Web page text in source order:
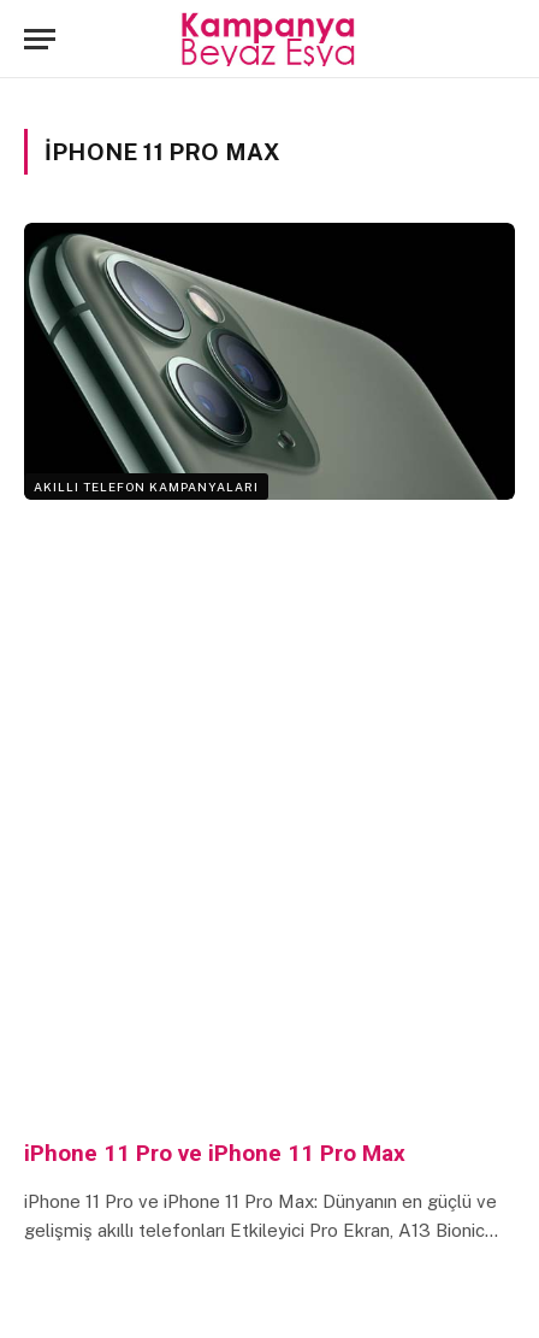
IPHONE 11 PRO MAX
AKILLI TELEFON KAMPANYALARI
iPhone 11 Pro ve iPhone 11 Pro Max
iPhone 11 Pro ve iPhone 11 Pro Max: Dünyanın en güçlü ve
gelişmiş akıllı telefonları Etkileyici Pro Ekran, A13 Bionic…